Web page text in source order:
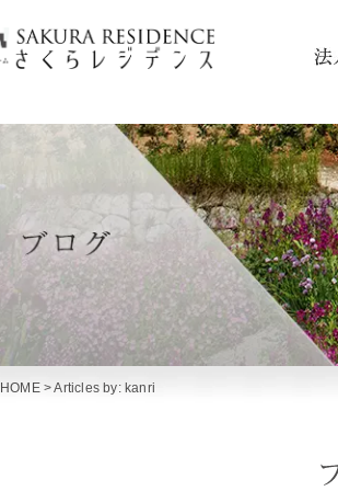
HOME> Articles by: kanri